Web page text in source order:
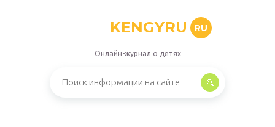
KENGYRU RU
Онлайн-журнал о детях